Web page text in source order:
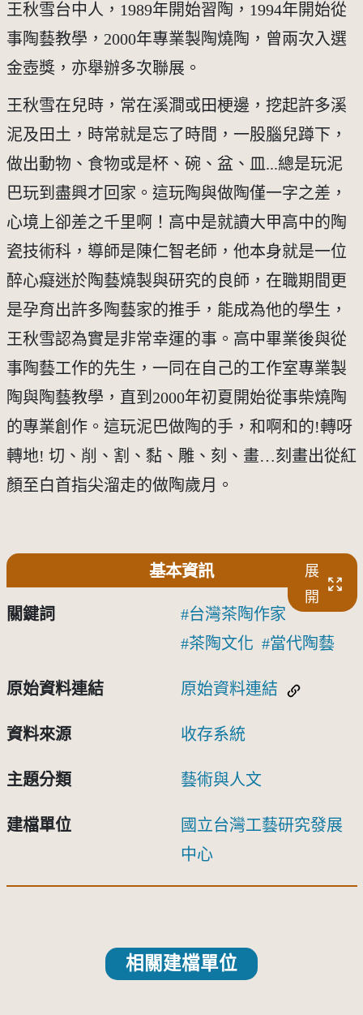
王秋雪台中人，1989年開始習陶，1994年開始從
事陶藝教學，2000年專業製陶燒陶，曾兩次入選
金壺獎，亦舉辦多次聯展。
王秋雪在兒時，常在溪澗或田梗邊，挖起許多溪
泥及田土，時常就是忘了時間，一股腦兒蹲下，
做出動物、食物或是杯、碗、盆、皿...總是玩泥
巴玩到盡興才回家。這玩陶與做陶僅一字之差，
心境上卻差之千里啊！高中是就讀大甲高中的陶
瓷技術科，導師是陳仁智老師，他本身就是一位
醉心癡迷於陶藝燒製與研究的良師，在職期間更
是孕育出許多陶藝家的推手，能成為他的學生，
王秋雪認為實是非常幸運的事。高中畢業後與從
事陶藝工作的先生，一同在自己的工作室專業製
陶與陶藝教學，直到2000年初夏開始從事柴燒陶
的專業創作。這玩泥巴做陶的手，和啊和的!轉呀
轉地! 切、削、割、黏、雕、刻、畫…刻畫出從紅
顏至白首指尖溜走的做陶歲月。
基本資訊
展
開
關鍵詞
台灣茶陶作家
茶陶文化
當代陶藝
原始資料連結 原始資料連結
資料來源 收存系統
主題分類 藝術與人文
建檔單位
國立台灣工藝研究發展
中心
相關建檔單位